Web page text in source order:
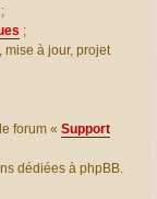
;
;
mise à jour, projet
forum « Support
dédiées à phpBB.